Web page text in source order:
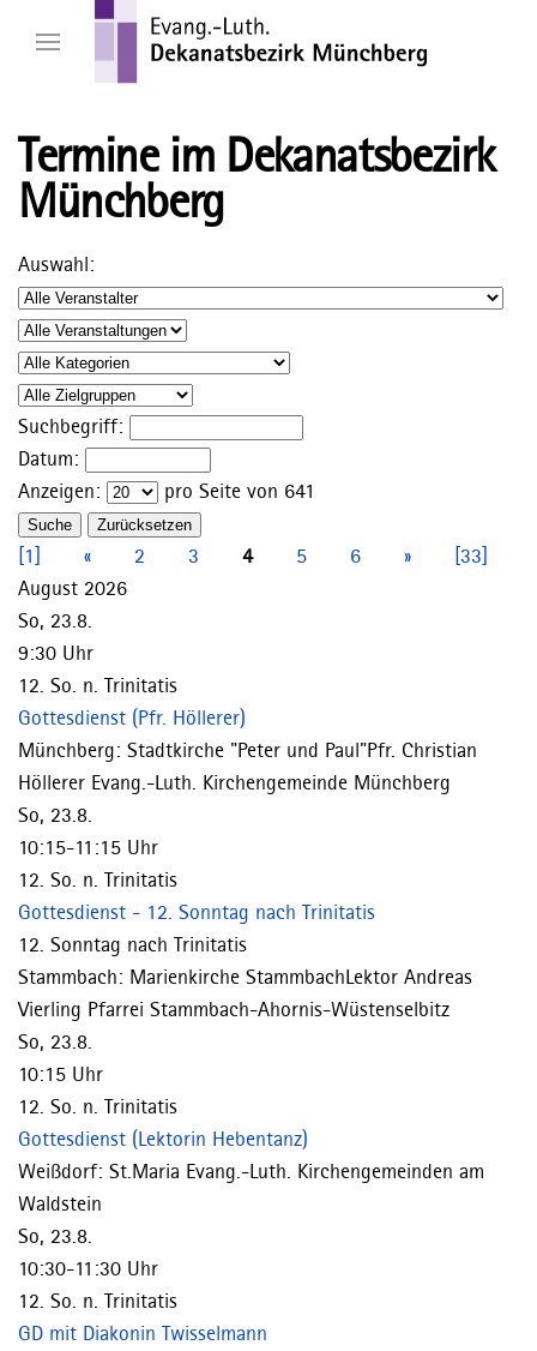
Termine im Dekanatsbezirk
Münchberg
Auswahl:
Suchbegriff:
Datum:
Anzeigen:
pro Seite von 641
Suche Zurücksetzen
[1] « 2 3 4 5 6 »
[33]
August 2026
So, 23.8.
9:30 Uhr
12. So. n. Trinitatis
Gottesdienst (Pfr. Höllerer)
Münchberg: Stadtkirche "Peter und Paul"Pfr. Christian
Höllerer Evang.-Luth. Kirchengemeinde Münchberg
So, 23.8.
10:15-11:15 Uhr
12. So. n. Trinitatis
Gottesdienst - 12. Sonntag nach Trinitatis
12. Sonntag nach Trinitatis
Stammbach: Marienkirche StammbachLektor Andreas
Vierling Pfarrei Stammbach-Ahornis-Wüstenselbitz
So, 23.8.
10:15 Uhr
12. So. n. Trinitatis
Gottesdienst (Lektorin Hebentanz)
Weißdorf: St.Maria Evang.-Luth. Kirchengemeinden am
Waldstein
So, 23.8.
10:30-11:30 Uhr
12. So. n. Trinitatis
GD mit Diakonin Twisselmann